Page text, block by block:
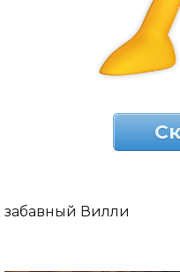
забавный Вилли